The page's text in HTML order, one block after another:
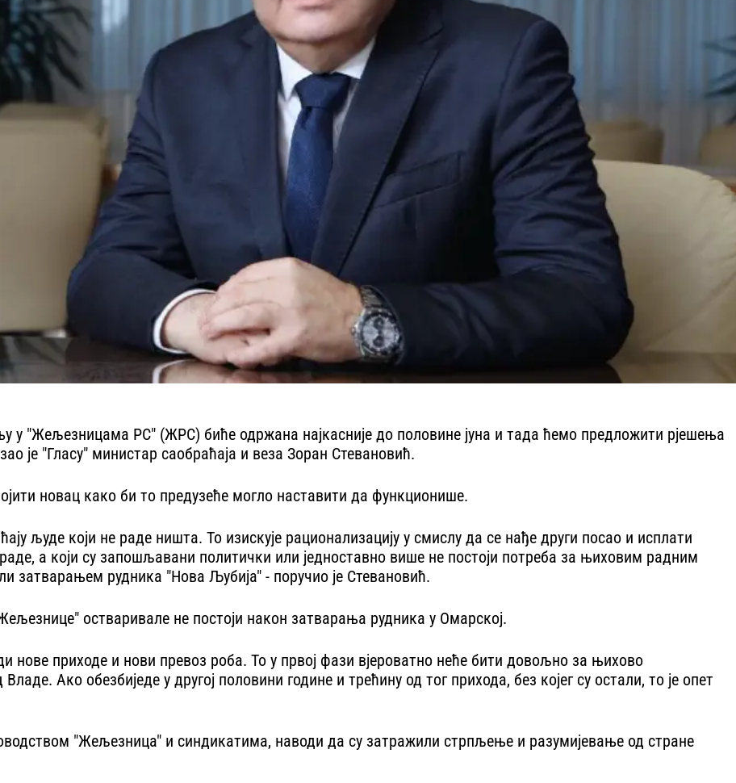
у "Жељезницама РС" (ЖРС) биће одржана најкасније до половине јуна и тада ћемо предложити рјешења
је "Гласу" министар саобраћаја и веза Зоран Стевановић.
новац како би то предузеће могло наставити да функционише.
људе који не раде ништа. То изискује рационализацију у смислу да се нађе други посао и исплати
а који су запошљавани политички или једноставно више не постоји потреба за њиховим радним
затварањем рудника "Нова Љубија" - поручио је Стевановић.
остваривале не постоји након затварања рудника у Омарској.
нове приходе и нови превоз роба. То у првој фази вјероватно неће бити довољно за њихово
Ако обезбиједе у другој половини године и трећину од тог прихода, без којег су остали, то је опет
"Жељезница" и синдикатима, наводи да су затражили стрпљење и разумијевање од стране